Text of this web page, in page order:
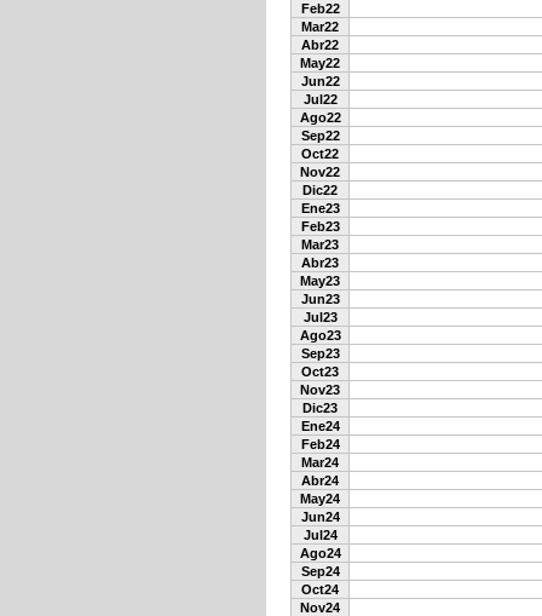
Feb22
Mar22
Abr22
May22
Jun22
Jul22
Ago22
Sep22
Oct22
Nov22
Dic22
Ene23
Feb23
Mar23
Abr23
May23
Jun23
Jul23
Ago23
Sep23
Oct23
Nov23
Dic23
Ene24
Feb24
Mar24
Abr24
May24
Jun24
Jul24
Ago24
Sep24
Oct24
Nov24